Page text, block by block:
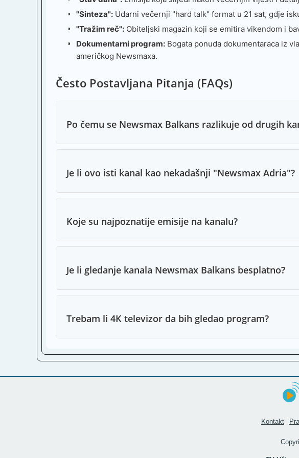
"Sinteza": Udarni večernji "hard talk" format u 21 sat, gdje
"Tražim reč": Obiteljski magazin koji se emitira vikendom i
Dokumentarni program: Bogata ponuda dokumentaraca iz
američkog Newsmaxa.
Često Postavljana Pitanja (FAQs)
Po čemu se Newsmax Balkans razlikuje od drugih
Je li ovo isti kanal kao nekadašnji "Newsmax Adria"?
Koje su najpoznatije emisije na kanalu?
Je li gledanje kanala Newsmax Balkans besplatno?
Trebam li 4K televizor da bih gledao program?
Kontakt